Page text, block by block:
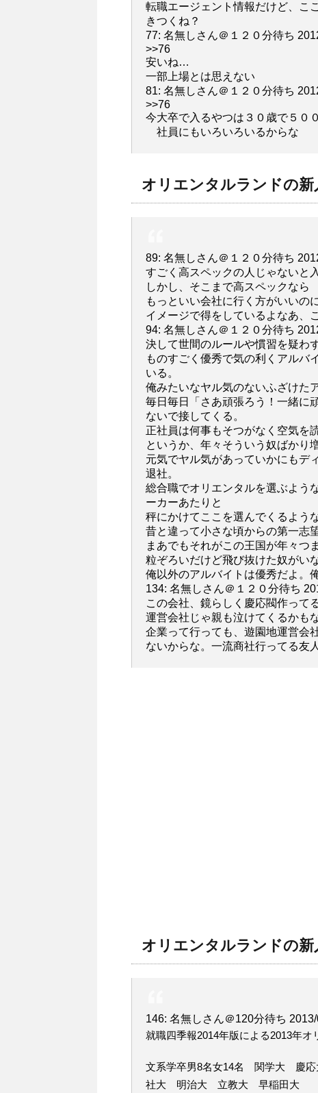
転職エージェント情報だけど、こ
きつくね？
77: 名無しさん＠１２０分待ち
>>76
安いね…
一部上場とは思えない
81: 名無しさん＠１２０分待ち
>>76
今大卒で入るやつは３０歳で５０
社員にもいろいろいるからな
オリエンタルランドの
89: 名無しさん＠１２０分待ち
すごく高スペックの人じゃないと
しかし、そこまで高スペックなら
もっといい会社に行く方がいいの
イメージで得をしているよなあ、
94: 名無しさん＠１２０分待ち
決して世間のルールや慣習を疑わず
ものすごく優秀で気の利くアルバ
いる。
俺みたいなヤル気のないふざけた
毎日毎日「さあ頑張ろう！一緒に
ないで接してくる。
正社員は何事もそつがなく空気を
というか、年々そういう奴ばかり
元気でヤル気があっていかにもデ
退社。
総合職でオリエンタルを選ぶよう
ーカーあたりと
秤にかけてここを選んでくるよう
昔と違って小さな頃からの第一志
まあでもそれがこの王国が年々つ
粒ぞろいだけど飛び抜けた奴がいな
俺以外のアルバイトは優秀だよ。
134: 名無しさん＠１２０分待ち
この会社、鏡らしく慶応閥作って
運営会社じゃ親も泣けてくるかも
企業って行っても、遊園地運営会
ないからな。一流商社行ってる友
オリエンタルランドの
146: 名無しさん＠120分待ち
就職四季報2014年版による2013年
文系学卒男8名女14名 関学大
社大 明治大 立教大 早稲田大